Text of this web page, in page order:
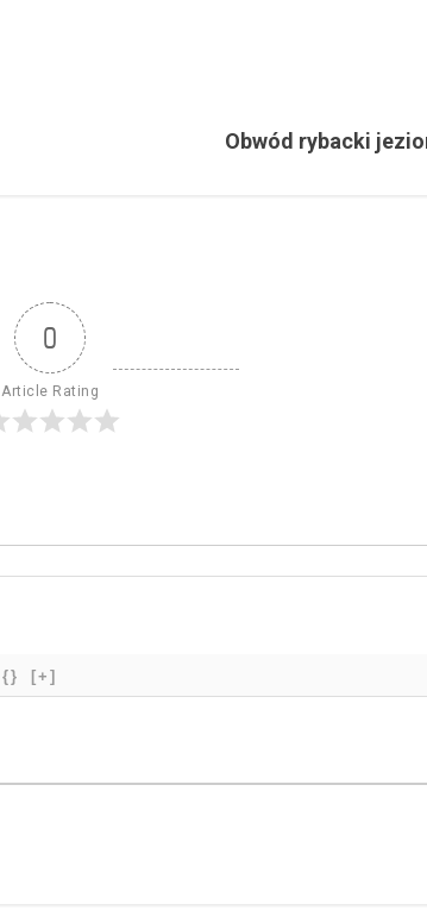
Obwód rybacki
0
Article Rating
{} [+]